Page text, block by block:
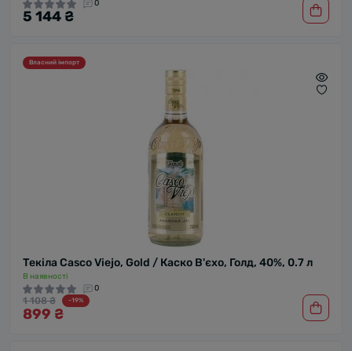
0
5 144 ₴
Власний імпорт
Текіла Casco Viejo, Gold / Каско В'єхо, Голд, 40%, 0.7 л
В наявності
0
1 108 ₴ -19%
899 ₴